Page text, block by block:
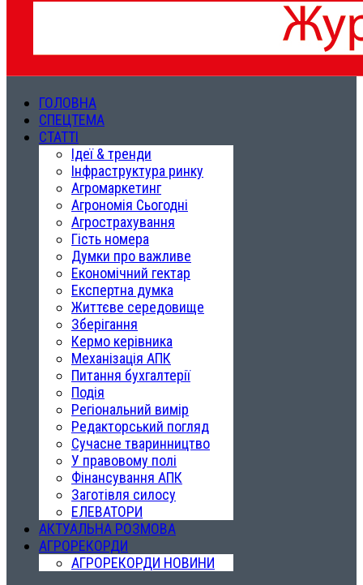
ГОЛОВНА
СПЕЦТЕМА
СТАТТІ
Ідеї & тренди
Інфраструктура ринку
Агромаркетинг
Агрономія Сьогодні
Агрострахування
Гість номера
Думки про важливе
Економічний гектар
Експертна думка
Життєве середовище
Зберігання
Кермо керівника
Механізація АПК
Питання бухгалтерії
Подія
Регіональний вимір
Редакторський погляд
Сучасне тваринництво
У правовому полі
Фінансування АПК
Заготівля силосу
ЕЛЕВАТОРИ
АКТУАЛЬНА РОЗМОВА
АГРОРЕКОРДИ
АГРОРЕКОРДИ НОВИНИ